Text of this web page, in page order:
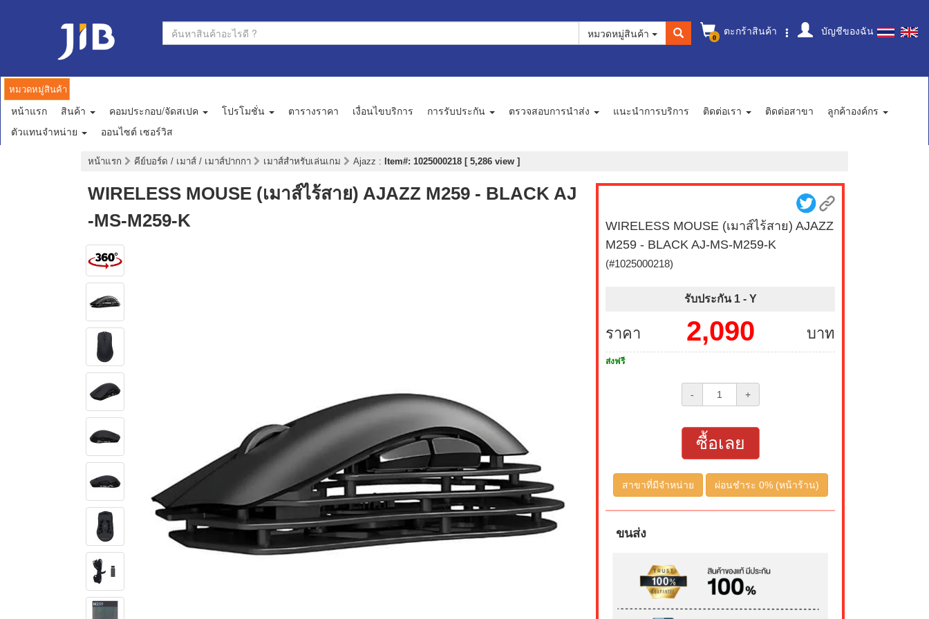
0 ตะกร้าสินค้า บัญชีของฉัน
หมวดหมู่สินค้า
หมวดหมู่สินค้า
หน้าแรก สินค้า คอมประกอบ/จัดสเปค โปรโมชั่น ตารางราคา เงื่อนไขบริการ การรับประกัน ตรวจสอบการนำส่ง แนะนำการบริการ ติดต่อเรา ติดต่อสาขา
ลูกค้าองค์กร
ตัวแทนจำหน่าย
ออนไซต์ เซอร์วิส
หน้าแรก คีย์บอร์ด / เมาส์ / เมาส์ปากกา เมาส์สำหรับเล่นเกม Ajazz : Item#: 1025000218 [ 5,286 view ]
WIRELESS MOUSE (เมาส์ไร้สาย) AJAZZ M259 - BLACK AJ
-MS-M259-K
WIRELESS MOUSE (เมาส์ไร้สาย) AJAZZ
M259 - BLACK AJ-MS-M259-K
(#1025000218)
รับประกัน 1 - Y
ราคา บาท
2,090
ส่งฟรี
- +
ซื้อเลย
สาขาที่มีจำหน่าย ผ่อนชำระ 0% (หน้าร้าน)
ขนส่ง